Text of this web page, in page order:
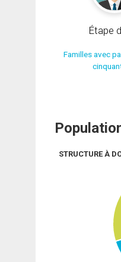
Étape
Familles avec
STRUCTURE À